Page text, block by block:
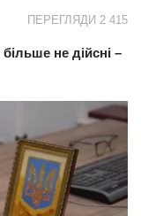
ПЕРЕГЛЯДИ 2 415
не дійсні –